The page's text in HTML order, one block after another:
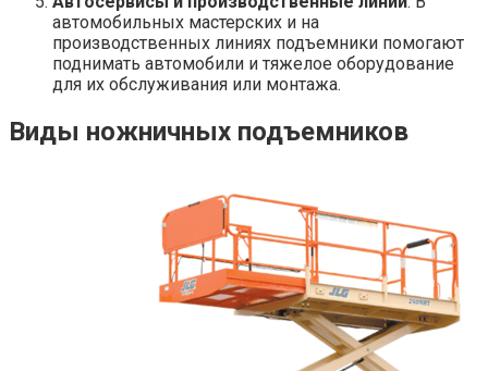
автомобильных мастерских и на
производственных линиях подъемники помогают
поднимать автомобили и тяжелое оборудование
для их обслуживания или монтажа.
Виды ножничных подъемников